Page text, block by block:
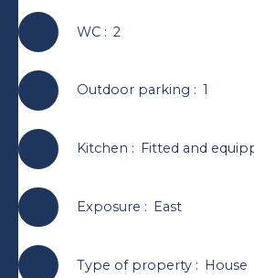
WC: 2
Outdoor parking : 1
Kitchen : Fitted and
Exposure : East
Type of property: House